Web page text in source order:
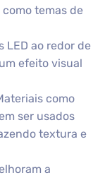
temas de
LED ao redor de
efeito visual
como
ser usados
textura e
a